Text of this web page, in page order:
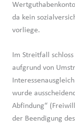
da kein
vorliege.
Im Streitfall
aufgrund von
wurde
Abfindung“
der Beendigung